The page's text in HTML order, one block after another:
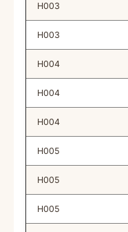
H003
H003
H004
H004
H004
H005
H005
H005